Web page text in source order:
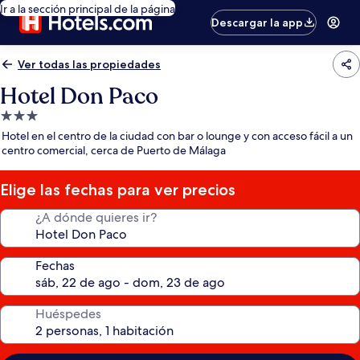
Ir a la sección principal de la página
Descargar la app
Ver todas las propiedades
Hotel Don Paco
Propiedad
de
3.0
estrellas
Hotel en el centro de la ciudad con bar o lounge y con acceso fácil a un
centro comercial, cerca de Puerto de Málaga
Elige las fechas para ver precios
¿A dónde quieres ir?
Fechas
Huéspedes